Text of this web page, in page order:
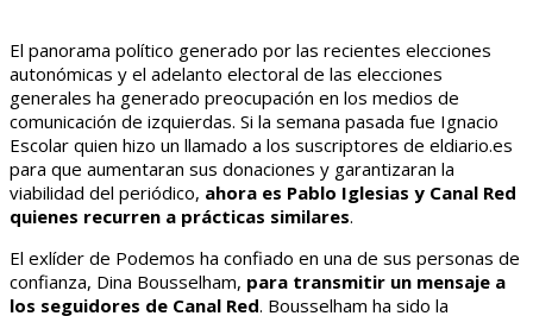
El panorama político generado por las recientes elecciones
autonómicas y el adelanto electoral de las elecciones
generales ha generado preocupación en los medios de
comunicación de izquierdas. Si la semana pasada fue Ignacio
Escolar quien hizo un llamado a los suscriptores de eldiario.es
para que aumentaran sus donaciones y garantizaran la
viabilidad del periódico, ahora es Pablo Iglesias y Canal Red
quienes recurren a prácticas similares.
El exlíder de Podemos ha confiado en una de sus personas de
confianza, Dina Bousselham, para transmitir un mensaje a
los seguidores de Canal Red. Bousselham ha sido la